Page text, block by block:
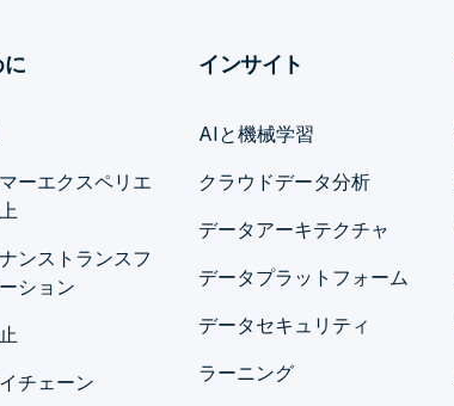
に
ーエクスペリエ
ンストランスフ
ション
チェーン
インサイト
AIと機械学習
クラウドデータ分析
データアーキテクチャ
データプラットフォーム
データセキュリティ
ラーニング